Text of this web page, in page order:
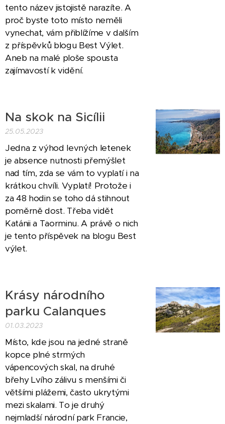
tento název jistojistě narazíte. A
proč byste toto místo neměli
vynechat, vám přiblížíme v dalším
z příspěvků blogu Best Výlet.
Aneb na malé ploše spousta
zajímavostí k vidění.
Na skok na Sicílii
25.05.2023
Jedna z výhod levných letenek
je absence nutnosti přemýšlet
nad tím, zda se vám to vyplatí i na
krátkou chvíli. Vyplatí! Protože i
za 48 hodin se toho dá stihnout
poměrně dost. Třeba vidět
Katánii a Taorminu. A právě o nich
je tento příspěvek na blogu Best
výlet.
Krásy národního
parku Calanques
01.03.2023
Místo, kde jsou na jedné straně
kopce plné strmých
vápencových skal, na druhé
břehy Lvího zálivu s menšími či
většími plážemi, často ukrytými
mezi skalami. To je druhý
nejmladší národní park Francie,